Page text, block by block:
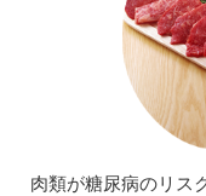
肉類が糖尿病のリス